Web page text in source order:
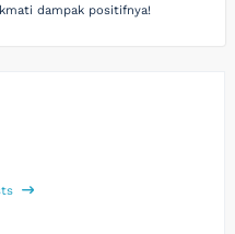
dampak positifnya!